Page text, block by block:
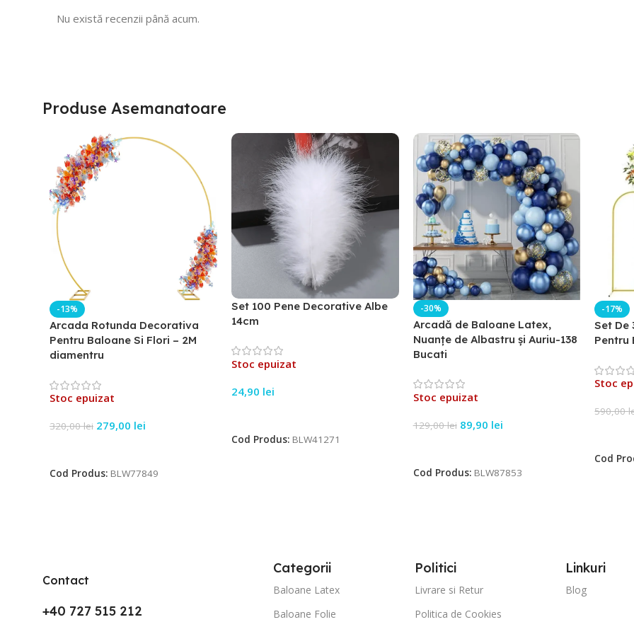
Nu există recenzii până acum.
Produse Asemanatoare
-13%
Arcada Rotunda Decorativa
Pentru Baloane Si Flori – 2M
diamentru
Stoc epuizat
320,00lei 279,00 lei
Cod Produs: BLW77849
Set 100 Pene Decorative Albe
14cm
Stoc epuizat
24,90 lei
Cod Produs: BLW41271
-30%
Arcadă de Baloane Latex,
Nuanțe de Albastru și Auriu-138
Bucati
Stoc epuizat
129,00lei 89,90 lei
Cod Produs: BLW87853
-17%
Set De
Pentru
Stoc
590,00
Cod
Contact
+40 727 515 212
Categorii
Baloane Latex
Baloane Folie
Politici
Livrare si Retur
Politica de Cookies
Linkuri
Blog